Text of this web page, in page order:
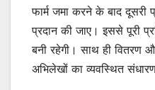
फार्म जमा करने के बाद दूसरी
प्रदान की जाए। इससे पूरी
बनी रहेगी। साथ ही वितरण
अभिलेखों का व्यवस्थित